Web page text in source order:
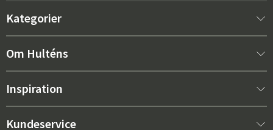
Kategorier
Nyt hos os
Indretning
Om Hulténs
Om Hulténs
Inspiration
Bestsellere
Kundeservice